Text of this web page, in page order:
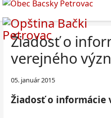
Žiadosť o
verejného
05. január 2015
Žiadosť o informácie